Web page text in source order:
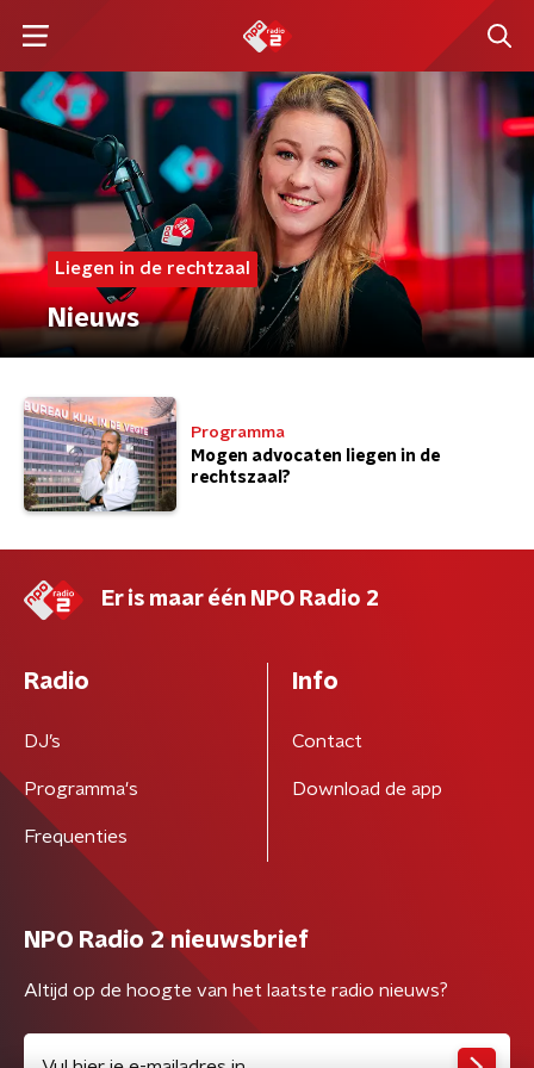
Liegen in de rechtzaal
Nieuws
Programma
Mogen advocaten liegen in de
rechtszaal?
Er is maar één NPO Radio 2
Radio
DJ’s
Programma's
Frequenties
Info
Contact
Download de app
NPO Radio 2 nieuwsbrief
Altijd op de hoogte van het laatste radio nieuws?